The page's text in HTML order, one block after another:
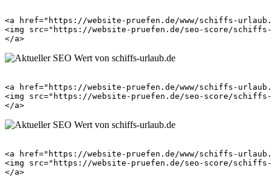
<a href="https://website-pruefen.de/www/schiffs-
<img src="https://website-pruefen.de/seo-score/
<a href="https://website-pruefen.de/www/schiffs-
<img src="https://website-pruefen.de/seo-score/
<a href="https://website-pruefen.de/www/schiffs-
<img src="https://website-pruefen.de/seo-score/